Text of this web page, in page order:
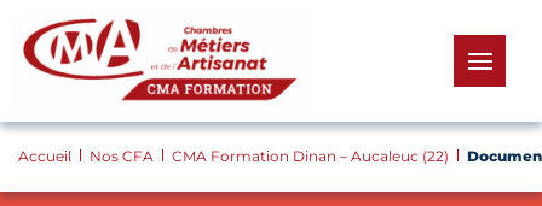
menu
Accueil Nos CFA CMA Formation Dinan – Aucaleuc (22)